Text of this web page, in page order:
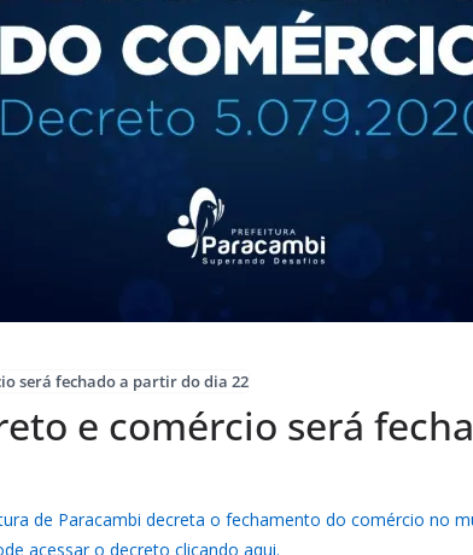
será fechado a partir do dia 22
e comércio será
de Paracambi decreta o fechamento do comércio no
acessar o decreto clicando aqui.